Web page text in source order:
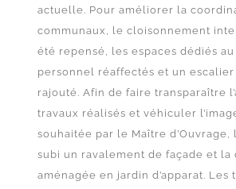
actuelle. Pour améliorer la
communaux, le cloisonnement
été repensé, les espaces dédiés
personnel réaffectés et un
rajouté. Afin de faire transparaître
travaux réalisés et véhiculer
souhaitée par le Maître d’Ouvrage,
subi un ravalement de façade et la
aménagée en jardin d’apparat. Les